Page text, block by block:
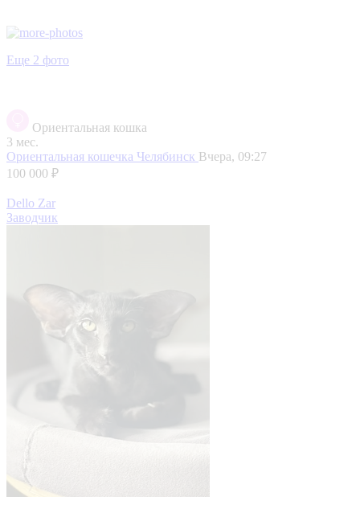
Еще 2 фото
Ориентальная кошка
3 мес.
Ориентальная кошечка Челябинск Вчера, 09:27
100 000 ₽
Dello Zar
Заводчик